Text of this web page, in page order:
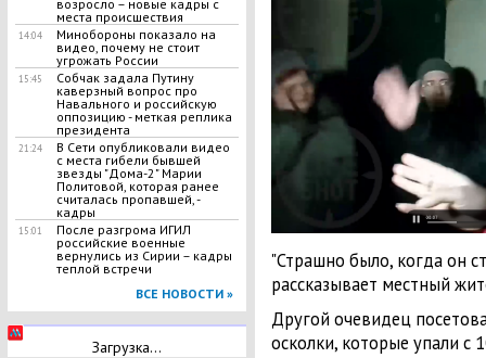
возросло – новые кадры с
места происшествия
14:04
Минобороны показало на
видео, почему не стоит
угрожать России
15:45
Собчак задала Путину
каверзный вопрос про
Навального и российскую
оппозицию - меткая реплика
президента
21:24
В Сети опубликовали видео
с места гибели бывшей
звезды "Дома-2" Марии
Политовой, которая ранее
считалась пропавшей, -
кадры
15:01
После разгрома ИГИЛ
российские военные
вернулись из Сирии – кадры
теплой встречи
ВСЕ НОВОСТИ »
Загрузка...
"Страшно было, когда он
рассказывает местный
Другой очевидец
осколки, которые упали с